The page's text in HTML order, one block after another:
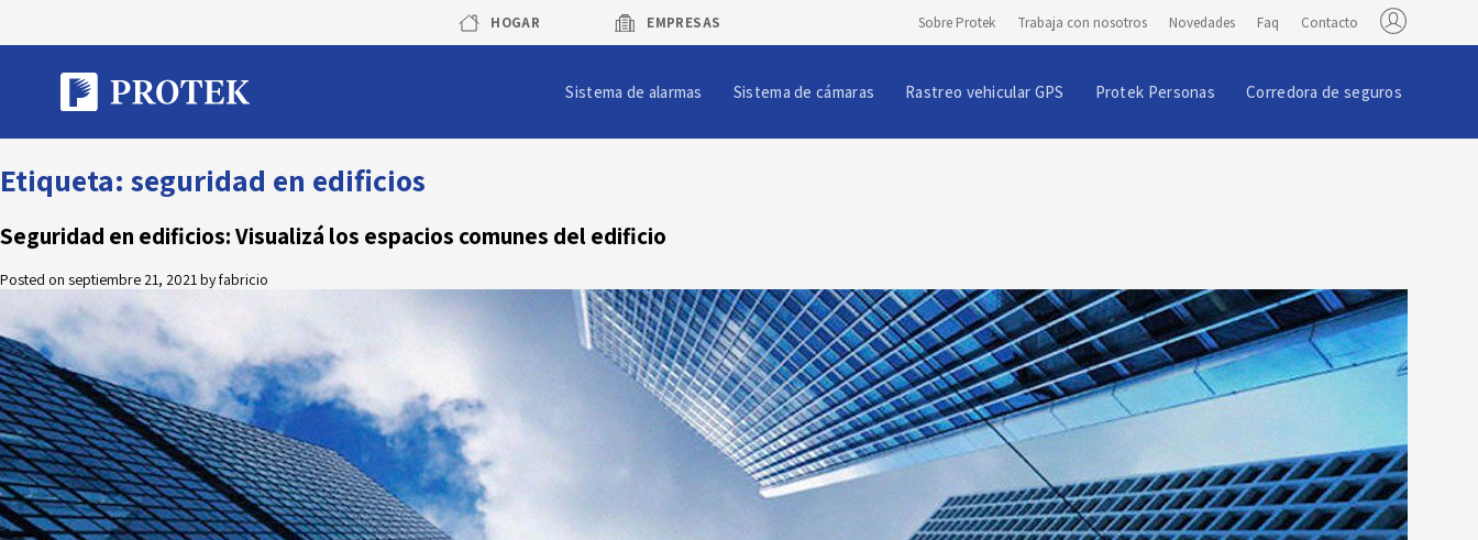
content
HOGAR EMPRESAS Sobre Protek Trabaja con nosotros Novedades Faq Contacto
Sistema de alarmas Sistema de cámaras Rastreo vehicular GPS Protek Personas Corredora de seguros
Etiqueta: seguridad en edificios
Seguridad en edificios: Visualizá los espacios comunes del edificio
Posted on septiembre 21, 2021byfabricio